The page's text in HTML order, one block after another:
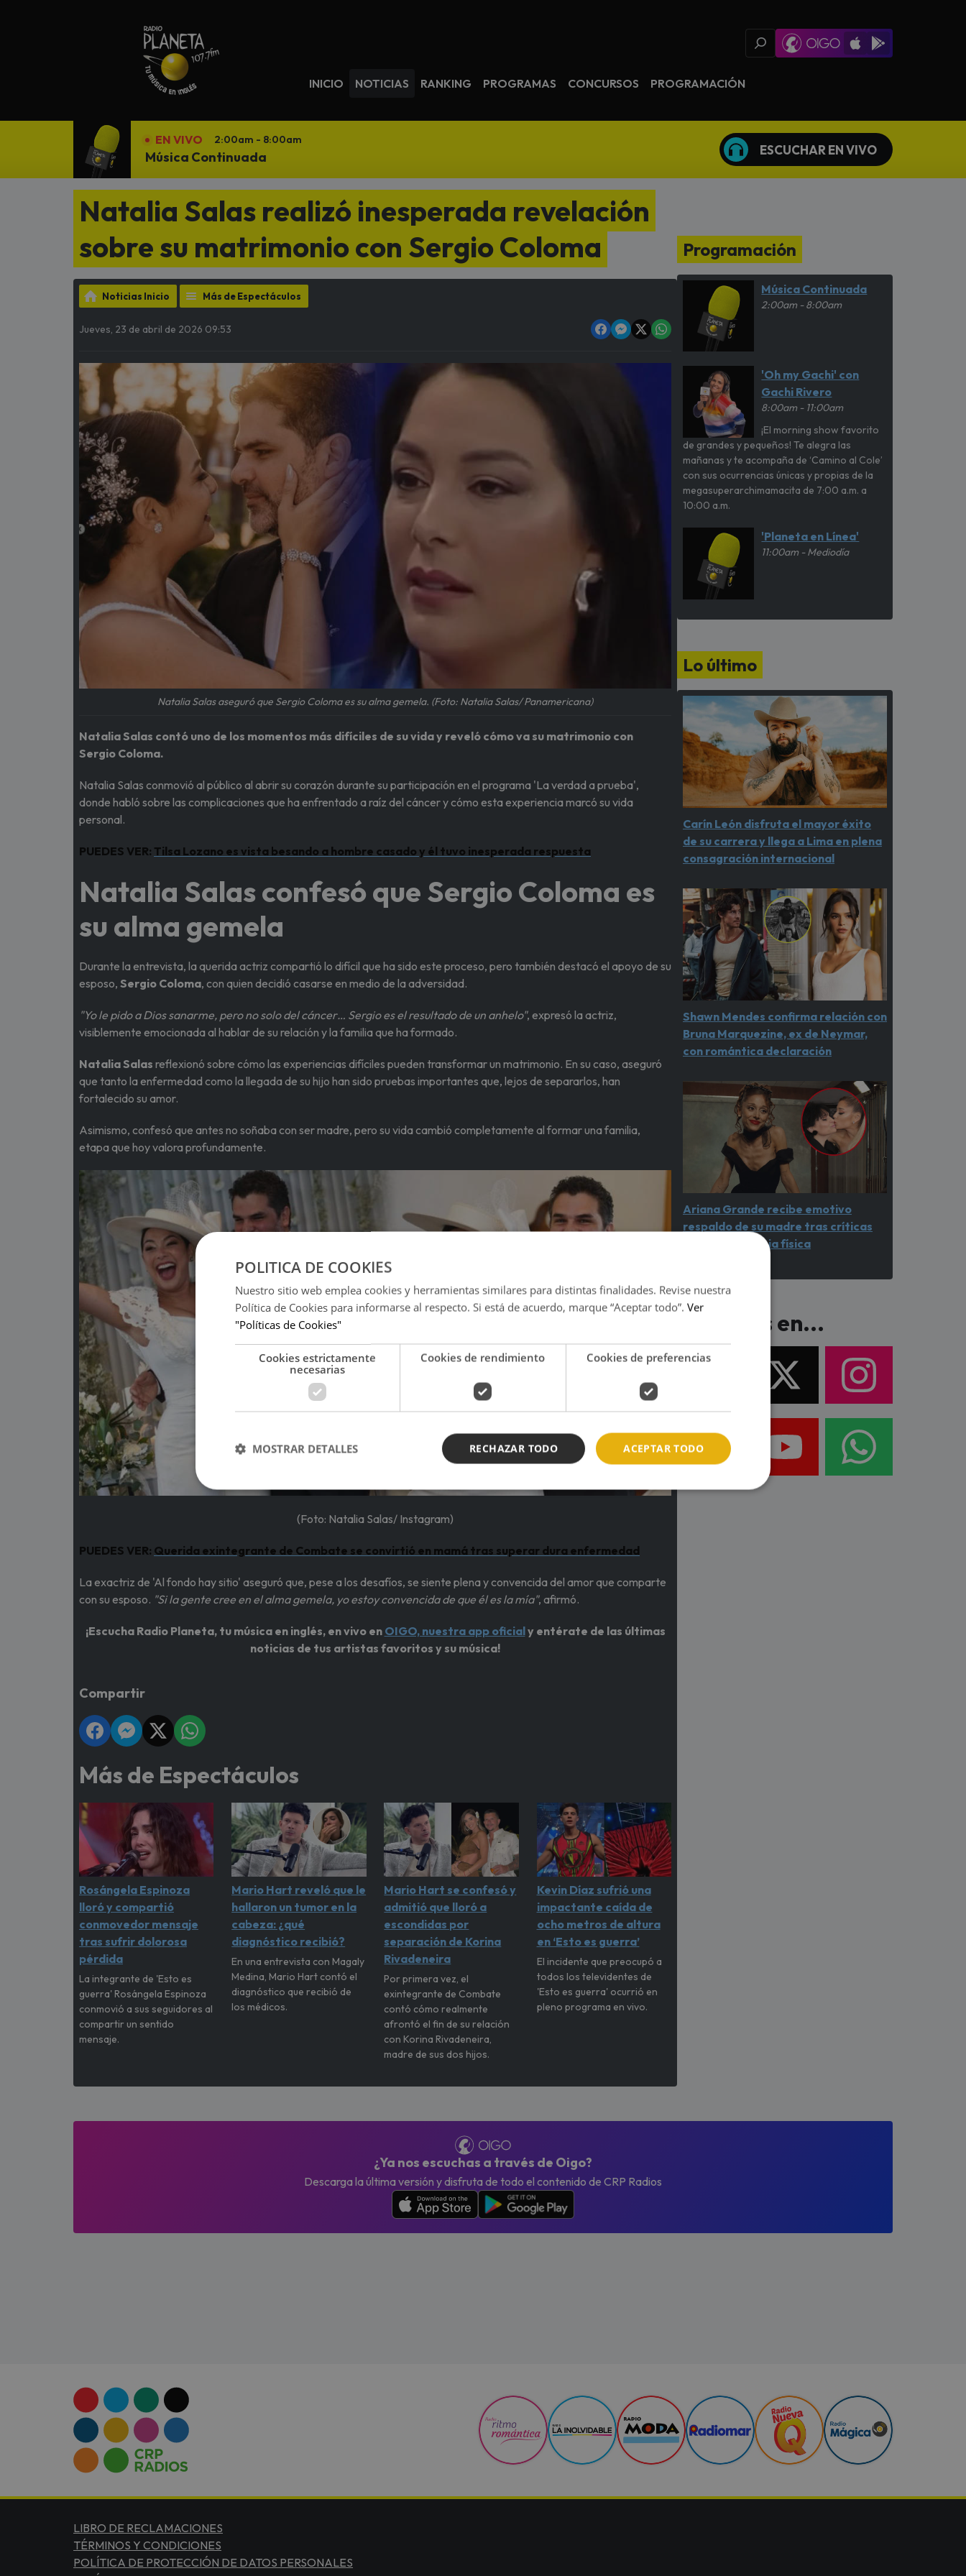
Oigo Radio App
Available on iOS
Available on
INICIO NOTICIAS RANKING PROGRAMAS CONCURSOS PROGRAMACIÓN
EN VIVO 2:00am - 8:00am
Música Continuada ESCUCHAR EN VIVO
Natalia Salas realizó inesperada revelación
sobre su matrimonio con Sergio Coloma
Noticias Inicio Más de Espectáculos
Jueves, 23 de abril de 2026 09:53
Natalia Salas aseguró que Sergio Coloma es su alma gemela. (Foto: Natalia Salas/ Panamericana)
Natalia Salas contó uno de los momentos más difíciles de su vida y reveló cómo va su matrimonio con
Sergio Coloma.
Natalia Salas conmovió al público al abrir su corazón durante su participación en el programa 'La verdad a prueba',
donde habló sobre las complicaciones que ha enfrentado a raíz del cáncer y cómo esta experiencia marcó su vida
personal.
PUEDES VER: Tilsa Lozano es vista besando a hombre casado y él tuvo inesperada respuesta
Natalia Salas confesó que Sergio Coloma es
su alma gemela
Durante la entrevista, la querida actriz compartió lo difícil que ha sido este proceso, pero también destacó el apoyo de su
esposo, Sergio Coloma, con quien decidió casarse en medio de la adversidad.
"Yo le pido a Dios sanarme, pero no solo del cáncer… Sergio es el resultado de un anhelo", expresó la actriz,
visiblemente emocionada al hablar de su relación y la familia que ha formado.
Natalia Salas reflexionó sobre cómo las experiencias difíciles pueden transformar un matrimonio. En su caso, aseguró
que tanto la enfermedad como la llegada de su hijo han sido pruebas importantes que, lejos de separarlos, han
fortalecido su amor.
Asimismo, confesó que antes no soñaba con ser madre, pero su vida cambió completamente al formar una familia,
etapa que hoy valora profundamente.
(Foto: Natalia Salas/ Instagram)
PUEDES VER: Querida exintegrante de Combate se convirtió en mamá tras superar dura enfermedad
La exactriz de 'Al fondo hay sitio' aseguró que, pese a los desafíos, se siente plena y convencida del amor que comparte
con su esposo. "Si la gente cree en el alma gemela, yo estoy convencida de que él es la mía", afirmó.
¡Escucha Radio Planeta, tu música en inglés, en vivo en OIGO, nuestra app oficialy entérate de las últimas
noticias de tus artistas favoritos y su música!
Compartir
Más de Espectáculos
Rosángela Espinoza
lloró y compartió
conmovedor mensaje
tras sufrir dolorosa
pérdida
La integrante de 'Esto es
guerra' Rosángela Espinoza
conmovió a sus seguidores al
compartir un sentido
mensaje.
Mario Hart reveló que le
hallaron un tumor en la
cabeza: ¿qué
diagnóstico recibió?
En una entrevista con Magaly
Medina, Mario Hart contó el
diagnóstico que recibió de
los médicos.
Mario Hart se confesó y
admitió que lloró a
escondidas por
separación de Korina
Rivadeneira
Por primera vez, el
exintegrante de Combate
contó cómo realmente
afrontó el fin de su relación
con Korina Rivadeneira,
madre de sus dos hijos.
Kevin Díaz sufrió una
impactante caída de
ocho metros de altura
en ‘Esto es guerra’
El incidente que preocupó a
todos los televidentes de
'Esto es guerra' ocurrió en
pleno programa en vivo.
Programación
Música Continuada
2:00am - 8:00am
'Oh my Gachi' con
Gachi Rivero
8:00am - 11:00am
¡El morning show favorito
de grandes y pequeños! Te alegra las
mañanas y te acompaña de ‘Camino al Cole’
con sus ocurrencias únicas y propias de la
megasuperarchimamacita de 7:00 a.m. a
10:00 a.m.
'Planeta en Línea'
11:00am - Mediodía
Lo último
Carín León disfruta el mayor éxito
de su carrera y llega a Lima en plena
consagración internacional
Shawn Mendes confirma relación con
Bruna Marquezine, ex de Neymar,
con romántica declaración
Ariana Grande recibe emotivo
respaldo de su madre tras críticas
por su apariencia física
Síguenos en...
¿Ya nos escuchas a través de Oigo?
Descarga la última versión y disfruta de todo el contenido de CRP Radios
LIBRO DE RECLAMACIONES
TÉRMINOS Y CONDICIONES
POLÍTICA DE PROTECCIÓN DE DATOS PERSONALES
POLITICA DE COOKIES
Nuestro sitio web emplea cookies y herramientas similares para distintas finalidades. Revise nuestra
Política de Cookies para informarse al respecto. Si está de acuerdo, marque “Aceptar todo”. Ver
"Políticas de Cookies"
Cookies estrictamente
necesarias
Cookies de rendimiento Cookies de preferencias
ACEPTAR TODO
RECHAZAR TODO
MOSTRAR DETALLES